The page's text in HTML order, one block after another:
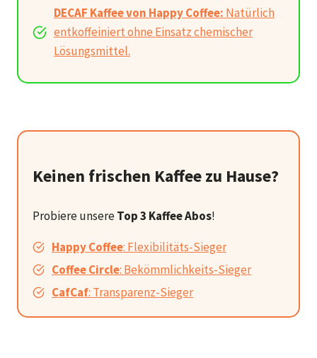
DECAF Kaffee von Happy Coffee: Natürlich
entkoffeiniert ohne Einsatz chemischer
Lösungsmittel.
Keinen frischen Kaffee zu Hause?
Probiere unsereTop 3 Kaffee Abos!
Happy Coffee: Flexibilitäts-Sieger
Coffee Circle: Bekömmlichkeits-Sieger
CafCaf: Transparenz-Sieger